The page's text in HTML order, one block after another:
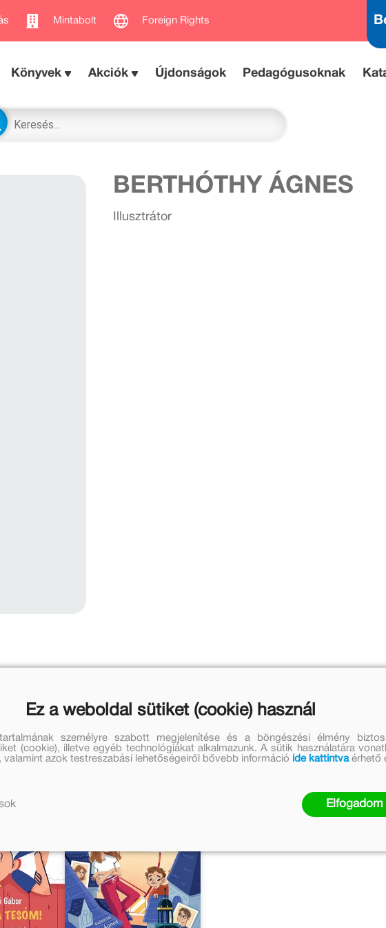
Mintabolt Foreign Rights
Könyvek Akciók Újdonságok Pedagógusoknak
BERTHÓTHY ÁGNES
Illusztrátor
Ez a weboldal sütiket (cookie) használ
személyre szabott megjelenítése és a böngészési élmény
(cookie), illetve egyéb technológiákat alkalmazunk. A sütik használatára
valamint azok testreszabási lehetőségeiről bővebb információ ide kattintvaérhető
Elfogadom